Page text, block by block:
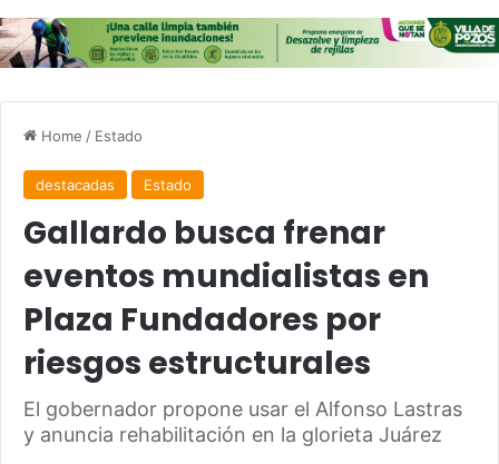
Home / Estado
destacadas Estado
Gallardo busca frenar
eventos mundialistas en
Plaza Fundadores por
riesgos estructurales
El gobernador propone usar el Alfonso Lastras
y anuncia rehabilitación en la glorieta Juárez